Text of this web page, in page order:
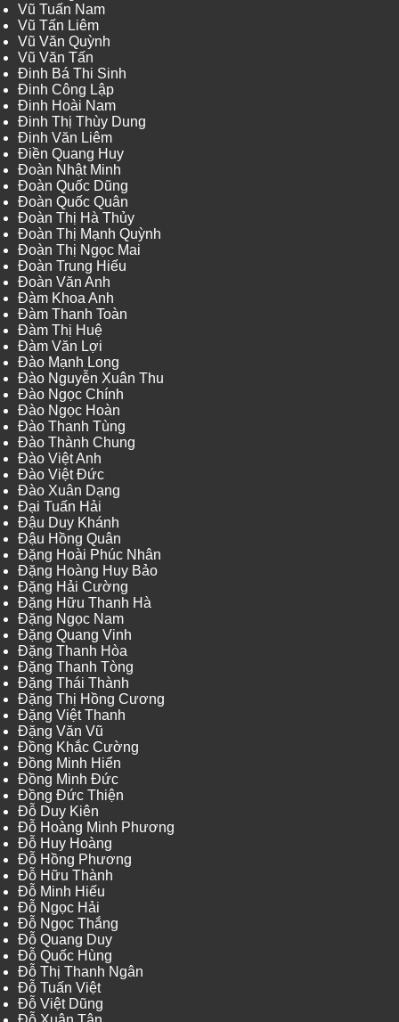
Vũ Tuấn Nam
Vũ Tấn Liêm
Vũ Văn Quỳnh
Vũ Văn Tấn
Đinh Bá Thi Sinh
Đinh Công Lập
Đinh Hoài Nam
Đinh Thị Thùy Dung
Đinh Văn Liêm
Điền Quang Huy
Đoàn Nhật Minh
Đoàn Quốc Dũng
Đoàn Quốc Quân
Đoàn Thị Hà Thủy
Đoàn Thị Mạnh Quỳnh
Đoàn Thị Ngọc Mai
Đoàn Trung Hiếu
Đoàn Văn Anh
Đàm Khoa Anh
Đàm Thanh Toàn
Đàm Thị Huệ
Đàm Văn Lợi
Đào Mạnh Long
Đào Nguyễn Xuân Thu
Đào Ngọc Chính
Đào Ngọc Hoàn
Đào Thanh Tùng
Đào Thành Chung
Đào Việt Anh
Đào Việt Đức
Đào Xuân Dạng
Đại Tuấn Hải
Đậu Duy Khánh
Đậu Hồng Quân
Đặng Hoài Phúc Nhân
Đặng Hoàng Huy Bảo
Đặng Hải Cường
Đặng Hữu Thanh Hà
Đặng Ngọc Nam
Đặng Quang Vinh
Đặng Thanh Hòa
Đặng Thanh Tòng
Đặng Thái Thành
Đặng Thị Hồng Cương
Đặng Việt Thanh
Đặng Văn Vũ
Đồng Khắc Cường
Đồng Minh Hiển
Đồng Minh Đức
Đồng Đức Thiện
Đỗ Duy Kiên
Đỗ Hoàng Minh Phương
Đỗ Huy Hoàng
Đỗ Hồng Phương
Đỗ Hữu Thành
Đỗ Minh Hiếu
Đỗ Ngọc Hải
Đỗ Ngọc Thắng
Đỗ Quang Duy
Đỗ Quốc Hùng
Đỗ Thị Thanh Ngân
Đỗ Tuấn Việt
Đỗ Việt Dũng